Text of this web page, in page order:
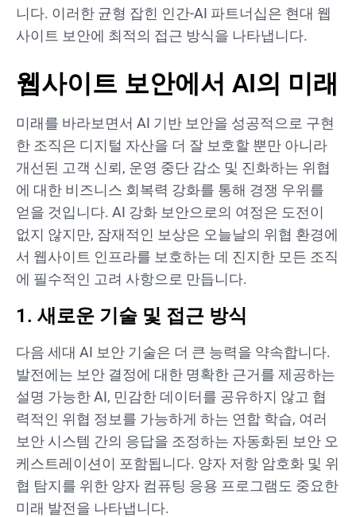
니다. 이러한 균형 잡힌 인간-AI 파트너십은 현대 웹
사이트 보안에 최적의 접근 방식을 나타냅니다.
웹사이트 보안에서 AI의 미래
미래를 바라보면서 AI 기반 보안을 성공적으로 구현
한 조직은 디지털 자산을 더 잘 보호할 뿐만 아니라
개선된 고객 신뢰, 운영 중단 감소 및 진화하는 위협
에 대한 비즈니스 회복력 강화를 통해 경쟁 우위를
얻을 것입니다. AI 강화 보안으로의 여정은 도전이
없지 않지만, 잠재적인 보상은 오늘날의 위협 환경에
서 웹사이트 인프라를 보호하는 데 진지한 모든 조직
에 필수적인 고려 사항으로 만듭니다.
1. 새로운 기술 및 접근 방식
다음 세대 AI 보안 기술은 더 큰 능력을 약속합니다.
발전에는 보안 결정에 대한 명확한 근거를 제공하는
설명 가능한 AI, 민감한 데이터를 공유하지 않고 협
력적인 위협 정보를 가능하게 하는 연합 학습, 여러
보안 시스템 간의 응답을 조정하는 자동화된 보안 오
케스트레이션이 포함됩니다. 양자 저항 암호화 및 위
협 탐지를 위한 양자 컴퓨팅 응용 프로그램도 중요한
미래 발전을 나타냅니다.